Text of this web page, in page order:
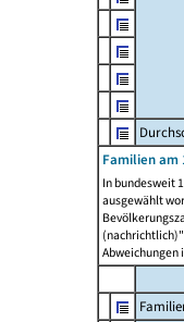
Familien am
In bundesweit
ausgewählt
Abweichungen